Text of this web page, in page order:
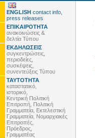
ENGLISH contact info,
press releases
ΕΠΙΚΑΙΡΟΤΗΤΑ
ανακοινώσεις &
δελτία Τύπου
ΕΚΔΗΛΩΣΕΙΣ
συγκεντρώσεις,
περιοδείες,
συσκέψεις,
συνεντεύξεις Τύπου
ΤΑΥΤΟΤΗΤΑ
καταστατικό,
ιστορικό,
Κεντρική Πολιτική
Επιτροπή, Πολιτική
Γραμματεία, Εκτελεστική
Γραμματεία, Νομαρχιακές
Επιτροπές,
Πρόεδρος,
Γραμματέας